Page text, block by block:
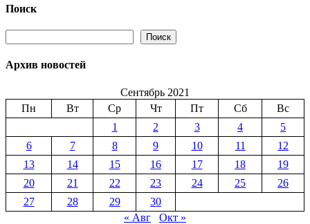
Поиск
Поиск
Архив новостей
Сентябрь 2021
Пн
Вт Ср Чт Пт Сб
Вс
1
2 3 4
5
6
7 8 9 10 11
12
13
14 15 16 17 18
19
20
21 22 23 24 25
26
27
28 29
30
« Авг
Окт »